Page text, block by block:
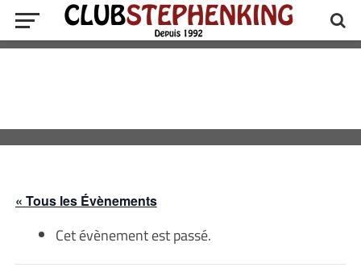
« Tous les Évènements
Cet évènement est passé.